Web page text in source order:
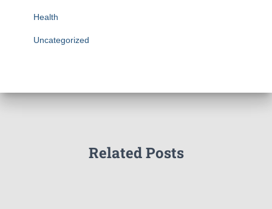
Health
Uncategorized
Related Posts